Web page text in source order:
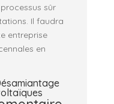
sûr
Il faudra
entreprise
en